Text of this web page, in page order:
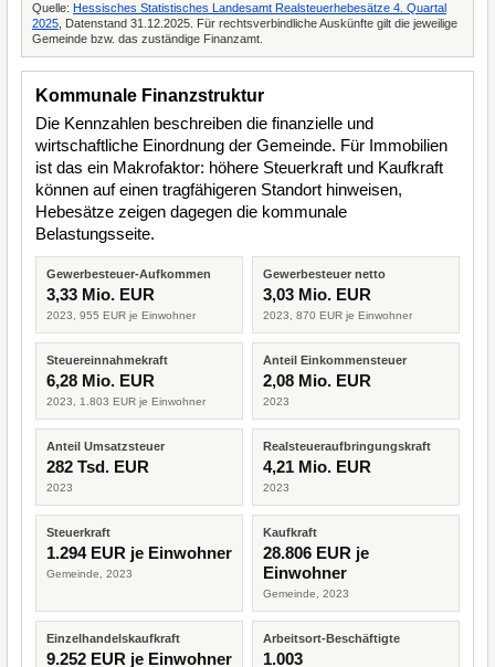
Quelle: Hessisches Statistisches Landesamt Realsteuerhebesätze 4. Quartal
2025 , Datenstand 31.12.2025. Für rechtsverbindliche Auskünfte gilt die jeweilige
Gemeinde bzw. das zuständige Finanzamt.
Kommunale Finanzstruktur
Die Kennzahlen beschreiben die finanzielle und
wirtschaftliche Einordnung der Gemeinde. Für Immobilien
ist das ein Makrofaktor: höhere Steuerkraft und Kaufkraft
können auf einen tragfähigeren Standort hinweisen,
Hebesätze zeigen dagegen die kommunale
Belastungsseite.
Gewerbesteuer-Aufkommen
3,33 Mio. EUR
2023, 955 EUR je Einwohner
Gewerbesteuer netto
3,03 Mio. EUR
2023, 870 EUR je Einwohner
Steuereinnahmekraft
6,28 Mio. EUR
2023, 1.803 EUR je Einwohner
Anteil Einkommensteuer
2,08 Mio. EUR
2023
Anteil Umsatzsteuer
282 Tsd. EUR
2023
Realsteueraufbringungskraft
4,21 Mio. EUR
2023
Steuerkraft
1.294 EUR je Einwohner
Gemeinde, 2023
Kaufkraft
28.806 EUR je
Einwohner
Gemeinde, 2023
Einzelhandelskaufkraft
9.252 EUR je Einwohner
Arbeitsort-Beschäftigte
1.003